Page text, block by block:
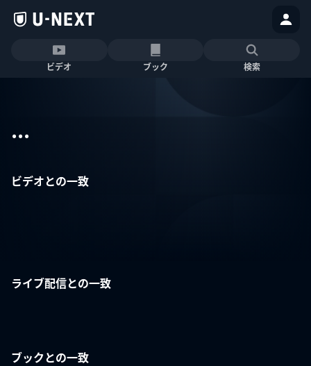
ビデオ ブック 検索
...
ビデオとの一致
ライブ配信との一致
ブックとの一致